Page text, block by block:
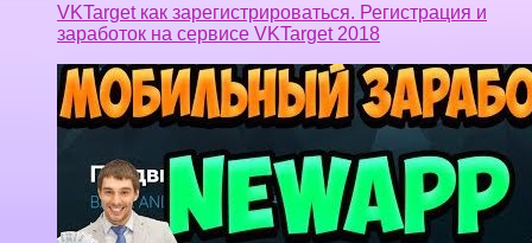
VKTarget как зарегистрироваться. Регистрация и
заработок на сервисе VKTarget 2018